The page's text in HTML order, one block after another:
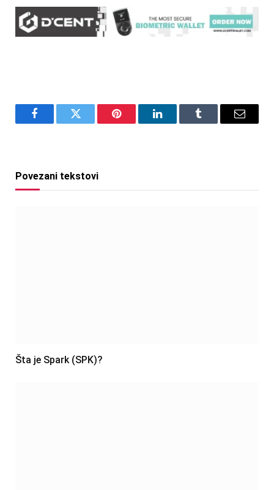
FacebookTwitter Pinterest LinkedInTumblr Email
Povezani tekstovi
Šta je Spark (SPK)?